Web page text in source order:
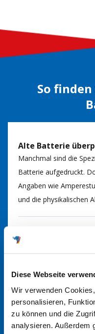
Diese Webseite
Wir verwenden
personalisieren,
zu können und die
analysieren. Außerdem
So
Alte Batterie
Manchmal sind die
Batterie aufgedruckt.
Angaben wie
und die physikalischen
Batteriefinder
Nutzen Sie gerne
Sie so die passende
Fragen kommen Sie
Im Handbuch